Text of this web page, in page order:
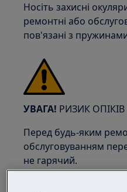
Носіть захисні
ремонтні або
пов'язані з
УВАГА! РИЗИК ОПІКІВ
Перед будь-яким
обслуговуванням
не гарячий.